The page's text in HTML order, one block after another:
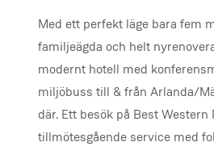
Med ett perfekt läge bara fem
familjeägda och helt
modernt hotell med
miljöbuss till & från Arlanda/
där. Ett besök på Best
tillmötesgående service med